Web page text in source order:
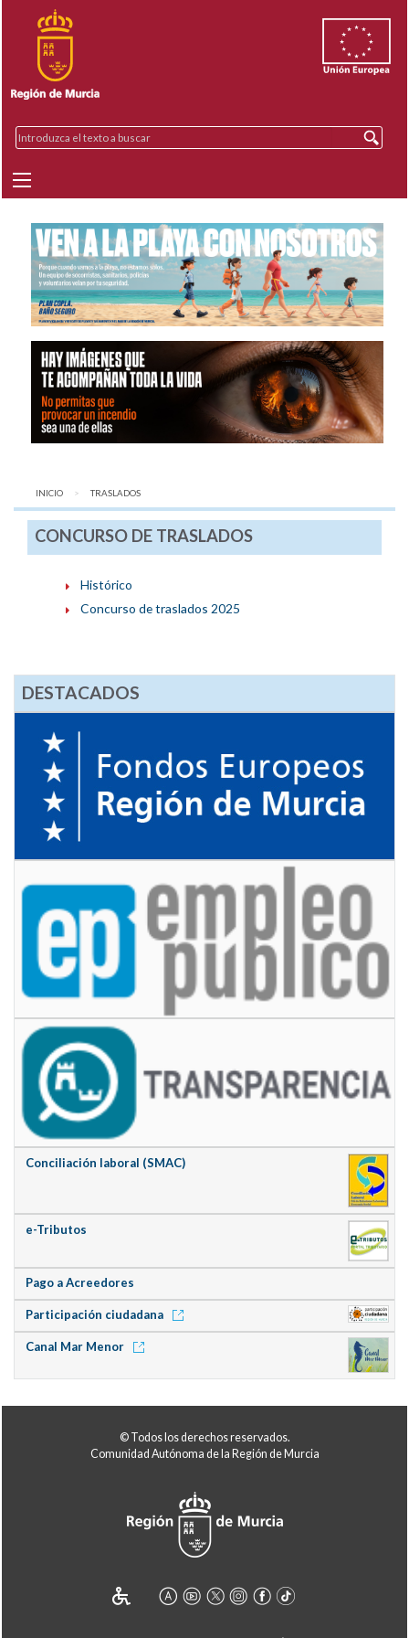
INICIO AQUÍ:
TRASLADOS
CONCURSO DE TRASLADOS
Histórico
Concurso de traslados 2025
DESTACADOS
Conciliación laboral (SMAC)
e-Tributos
Pago a Acreedores
Participación ciudadana
Canal Mar Menor
© Todos los derechos reservados.
Comunidad Autónoma de la Región de Murcia